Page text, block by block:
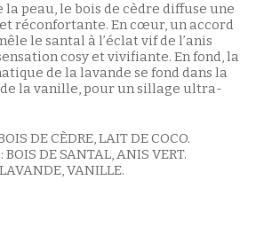
la peau, le bois de cèdre diffuse une
réconfortante. En cœur, un accord
le santal à l’éclat vif de l’anis
cosy et vivifiante. En fond, la
de la lavande se fond dans la
la vanille, pour un sillage ultra-
DE CÈDRE, LAIT DE COCO.
DE SANTAL, ANIS VERT.
VANILLE.